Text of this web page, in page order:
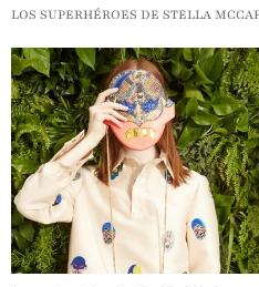
LOS SUPERHÉROES DE STELLA